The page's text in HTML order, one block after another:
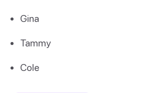
Gina
Tammy
Cole